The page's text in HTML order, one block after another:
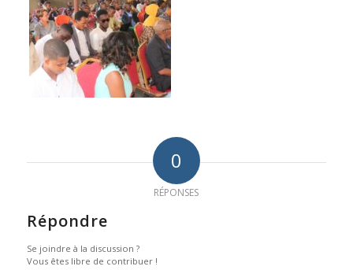
0
RÉPONSES
Répondre
Se joindre à la discussion ?
Vous êtes libre de contribuer !